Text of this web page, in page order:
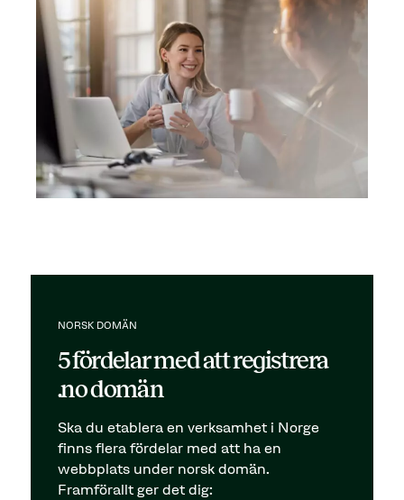
NORSK DOMÄN
5 fördelar med att registrera
.no domän
Ska du etablera en verksamhet i Norge
finns flera fördelar med att ha en
webbplats under norsk domän.
Framförallt ger det dig: